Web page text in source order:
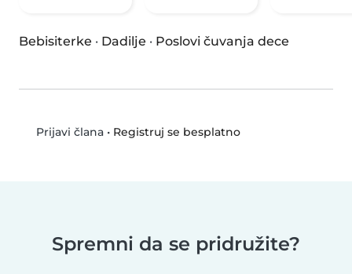
Bebisiterke · Dadilje · Poslovi čuvanja dece
Prijavi člana• Registruj se besplatno
Spremni da se pridružite?